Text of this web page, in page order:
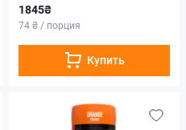
1845₴
74 ₴ / порция
Купить